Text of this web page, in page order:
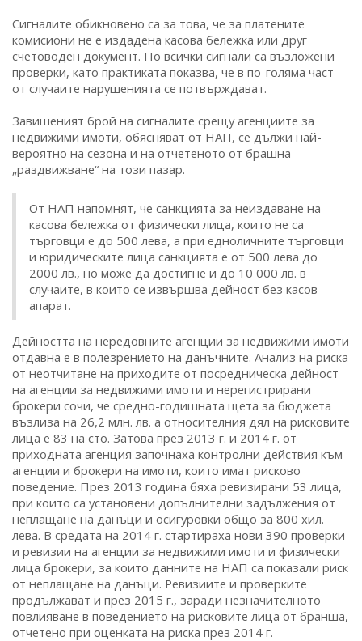
Сигналите обикновено са за това, че за платените
комисиони не е издадена касова бележка или друг
счетоводен документ. По всички сигнали са възложени
проверки, като практиката показва, че в по-голяма част
от случаите нарушенията се потвърждават.
Завишеният брой на сигналите срещу агенциите за
недвижими имоти, обясняват от НАП, се дължи най-
вероятно на сезона и на отчетеното от брашна
„раздвижване“ на този пазар.
От НАП напомнят, че санкцията за неиздаване на
касова бележка от физически лица, които не са
търговци е до 500 лева, а при едноличните търговци
и юридическите лица санкцията е от 500 лева до
2000 лв., но може да достигне и до 10 000 лв. в
случаите, в които се извършва дейност без касов
апарат.
Дейността на нередовните агенции за недвижими имоти
отдавна е в полезрението на данъчните. Анализ на риска
от неотчитане на приходите от посредническа дейност
на агенции за недвижими имоти и нерегистрирани
брокери сочи, че средно-годишната щета за бюджета
възлиза на 26,2 млн. лв. а относителния дял на рисковите
лица е 83 на сто. Затова през 2013 г. и 2014 г. от
приходната агенция започнаха контролни действия към
агенции и брокери на имоти, които имат рисково
поведение. През 2013 година бяха ревизирани 53 лица,
при които са установени допълнителни задължения от
неплащане на данъци и осигуровки общо за 800 хил.
лева. В средата на 2014 г. стартираха нови 390 проверки
и ревизии на агенции за недвижими имоти и физически
лица брокери, за които данните на НАП са показали риск
от неплащане на данъци. Ревизиите и проверките
продължават и през 2015 г., заради незначителното
повлияване в поведението на рисковите лица от бранша,
отчетено при оценката на риска през 2014 г.